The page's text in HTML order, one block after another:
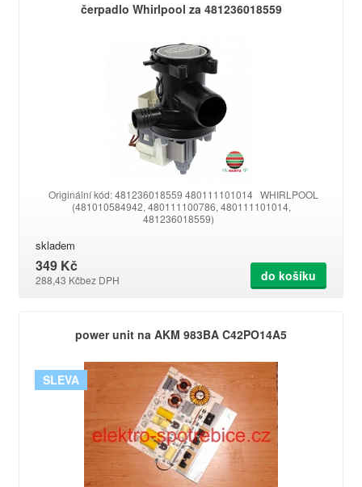
čerpadlo Whirlpool za 481236018559
Originální kód: 481236018559 480111101014 WHIRLPOOL
(481010584942, 480111100786, 480111101014,
481236018559)
skladem
349 Kč
288,43 Kčbez DPH do košíku
power unit na AKM 983BA C42PO14A5
SLEVA